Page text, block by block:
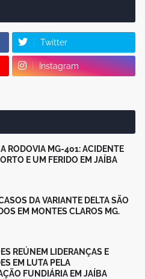
Twitter
Instagram
RODOVIA MG-401: ACIDENTE
E UM FERIDO EM JAÍBA
DA VARIANTE DELTA SÃO
EM MONTES CLAROS MG.
REÚNEM LIDERANÇAS E
EM LUTA PELA
FUNDIÁRIA EM JAÍBA